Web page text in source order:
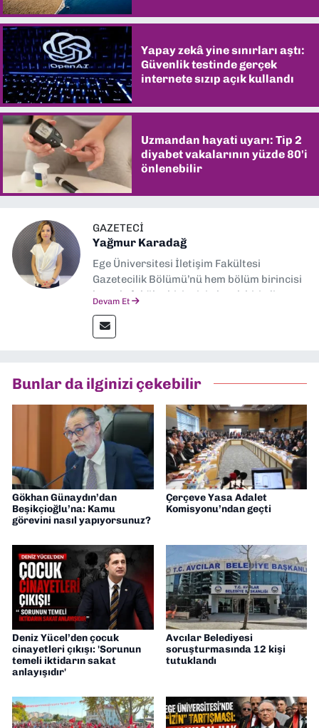
Yapay zekâ yine sınırları aştı:
Güvenlik testinde gerçek
internete sızıp açık kullandı
Uzmandan hayati uyarı: Tip 2
diyabet vakalarının yüzde 80'i
önlenebilir
GAZETECI
Yağmur Karadağ
Ege Üniversitesi İletişim Fakültesi
Gazetecilik Bölümü’nü hem bölüm birincisi
hem de fakülte birincisi olarak bitirdim.
İletişim” üzerine yüksek lisans eğitimimi
tamamladım. Halen aynı anabilim dalında
Müdürü” olarak görev almaktayım. Hak
odaklı haberciliğe dair çalışmalar
yapıyorum
Devam Et
Bunlar da ilginizi çekebilir
Gökhan Günaydın’dan
Beşikçioğlu’na: Kamu
görevini nasıl yapıyorsunuz?
Çerçeve Yasa Adalet
Komisyonu’ndan geçti
Deniz Yücel’den çocuk
cinayetleri çıkışı: 'Sorunun
temeli iktidarın sakat
anlayışıdır'
Avcılar Belediyesi
soruşturmasında 12 kişi
tutuklandı